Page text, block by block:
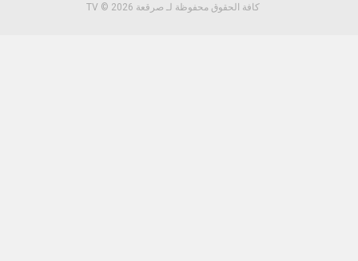
كافة الحقوق محفوظة لـ صرقعة TV © 2026